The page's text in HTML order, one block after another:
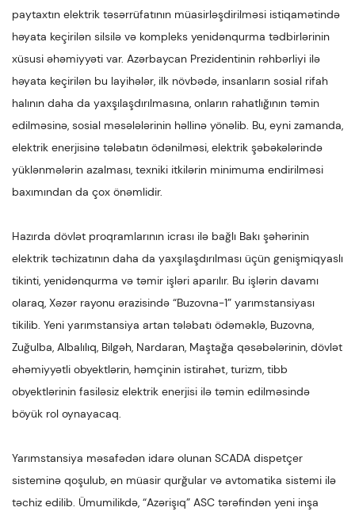
paytaxtın elektrik təsərrüfatının müasirləşdirilməsi istiqamətində
həyata keçirilən silsilə və kompleks yenidənqurma tədbirlərinin
xüsusi əhəmiyyəti var. Azərbaycan Prezidentinin rəhbərliyi ilə
həyata keçirilən bu layihələr, ilk növbədə, insanların sosial rifah
halının daha da yaxşılaşdırılmasına, onların rahatlığının təmin
edilməsinə, sosial məsələlərinin həllinə yönəlib. Bu, eyni zamanda,
elektrik enerjisinə tələbatın ödənilməsi, elektrik şəbəkələrində
yüklənmələrin azalması, texniki itkilərin minimuma endirilməsi
baxımından da çox önəmlidir.
Hazırda dövlət proqramlarının icrası ilə bağlı Bakı şəhərinin
elektrik təchizatının daha da yaxşılaşdırılması üçün genişmiqyaslı
tikinti, yenidənqurma və təmir işləri aparılır. Bu işlərin davamı
olaraq, Xəzər rayonu ərazisində “Buzovna-1” yarımstansiyası
tikilib. Yeni yarımstansiya artan tələbatı ödəməklə, Buzovna,
Zuğulba, Albalılıq, Bilgəh, Nardaran, Maştağa qəsəbələrinin, dövlət
əhəmiyyətli obyektlərin, həmçinin istirahət, turizm, tibb
obyektlərinin fasiləsiz elektrik enerjisi ilə təmin edilməsində
böyük rol oynayacaq.
Yarımstansiya məsafədən idarə olunan SCADA dispetçer
sisteminə qoşulub, ən müasir qurğular və avtomatika sistemi ilə
təchiz edilib. Ümumilikdə, “Azərişıq” ASC tərəfindən yeni inşa